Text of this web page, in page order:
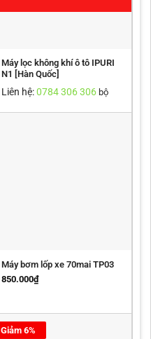
Máy lọc không khí ô tô IPURI
N1 [Hàn Quốc]
Liên hệ:0784 306 306bộ
Máy bơm lốp xe 70mai TP03
850.000₫
Giảm 6%